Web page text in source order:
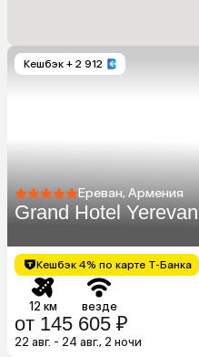
Кешбэк + 2 912
Ереван, Армения
Grand Hotel Yerevan
Кешбэк 4% по карте Т-Банка
12 км везде
от 145 605 ₽
22 авг. - 24 авг., 2 ночи